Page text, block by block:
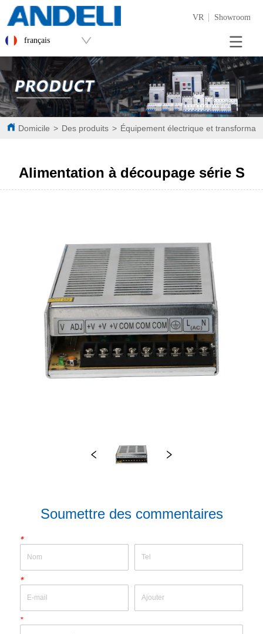
VR Showroom
français
Domicile > Des produits > Équipement électrique et
Alimentation à découpage série S
Soumettre des commentaires
*
*
*